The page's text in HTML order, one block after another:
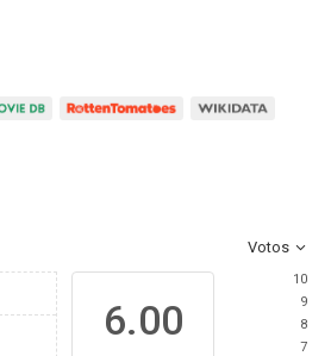
Votos
6.00
10
9
8
7